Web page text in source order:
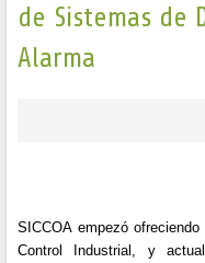
de Sistemas de
Alarma
SICCOA empezó
Control Industrial, y